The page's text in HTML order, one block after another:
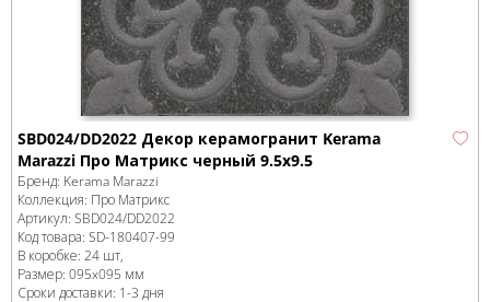
SBD024/DD2022 Декор керамогранит Kerama
Marazzi Про Матрикс черный 9.5x9.5
Бренд: Kerama Marazzi
Коллекция: Про Матрикс
Артикул: SBD024/DD2022
Код товара: SD-180407-99
В коробке: 24 шт,
Размер: 095x095 мм
Сроки доставки: 1-3 дня